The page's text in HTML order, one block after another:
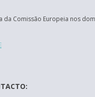
da Comissão Europeia nos